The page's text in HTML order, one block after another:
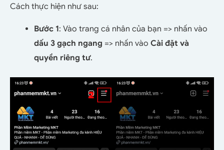
Cách thực hiện như sau:
Bước 1: Vào trang cá nhân của bạn => nhấn vào
dấu 3 gạch ngang => nhấn vào Cài đặt và
quyền riêng tư.